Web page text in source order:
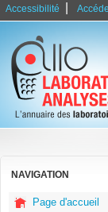
Accessibilité
NAVIGATION
Page d'accueil